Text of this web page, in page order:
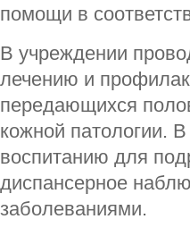
помощи в
В учреждении
лечению и
передающихся
кожной патологии.
воспитанию для
диспансерное
заболеваниями.